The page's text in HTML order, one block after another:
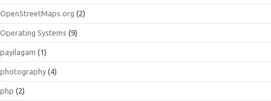
OpenStreetMaps.org (2)
Operating Systems (9)
payilagam (1)
photography (4)
php (2)